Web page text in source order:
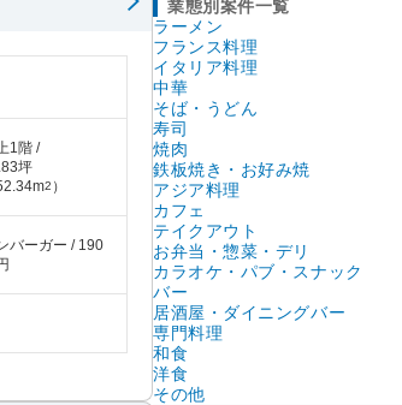
1階 /
坪
2 ）
バーガー / 190
業態別案件一覧
ラーメン
フランス料理
イタリア料理
中華
そば・うどん
寿司
焼肉
鉄板焼き・お好み焼
アジア料理
カフェ
テイクアウト
お弁当・惣菜・デリ
カラオケ・パブ・スナック
バー
居酒屋・ダイニングバー
専門料理
和食
洋食
その他